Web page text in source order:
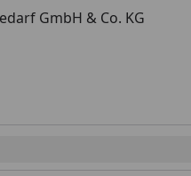
GmbH & Co. KG